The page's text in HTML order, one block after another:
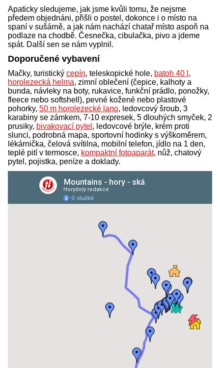
Apaticky sledujeme, jak jsme kvůli tomu, že nejsme
předem objednáni, přišli o postel, dokonce i o místo na
spaní v sušárně, a jak nám nachází chatař místo aspoň na
podlaze na chodbě. Česnečka, cibulačka, pivo a jdeme
spát. Další sen se nám vyplnil.
Doporučené vybavení
Mačky, turistický cepín, teleskopické hole, batoh 40 l ,
horolezecká helma, zimní oblečení (čepice, kalhoty a
bunda, návleky na boty, rukavice, funkční prádlo, ponožky,
fleece nebo softshell), pevné kožené nebo plastové
pohorky, 50 m horolezecké lano, ledovcový šroub, 3
karabiny se zámkem, 7-10 expresek, 5 dlouhých smyček, 2
prusiky, bivakovací pytel , ledovcové brýle, krém proti
slunci, podrobná mapa, sportovní hodinky s výškoměrem,
lékárnička, čelová svítilna, mobilní telefon, jídlo na 1 den,
teplé pití v termosce, kompaktní fotoaparát, nůž, chatový
pytel, pojistka, peníze a doklady.